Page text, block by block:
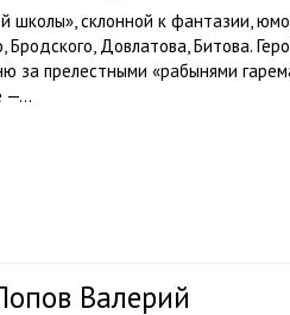
школы», склонной к фантазии,
Довлатова, Битова.
за прелестными «рабынями
—...
Валерий